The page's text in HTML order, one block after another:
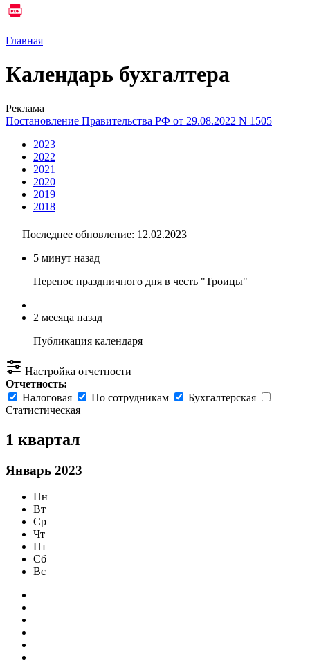
Главная
Календарь бухгалтера
Реклама
Постановление Правительства РФ от 29.08.2022 N 1505
2023
2022
2021
2020
2019
2018
Последнее обновление: 12.02.2023
5 минут назад
Перенос праздничного дня в честь "Троицы"
2 месяца назад
Публикация календаря
Настройка отчетности
Отчетность:
Налоговая
По сотрудникам
Бухгалтерская
Статистическая
1 квартал
Январь 2023
Пн
Вт
Ср
Чт
Пт
Сб
Вс